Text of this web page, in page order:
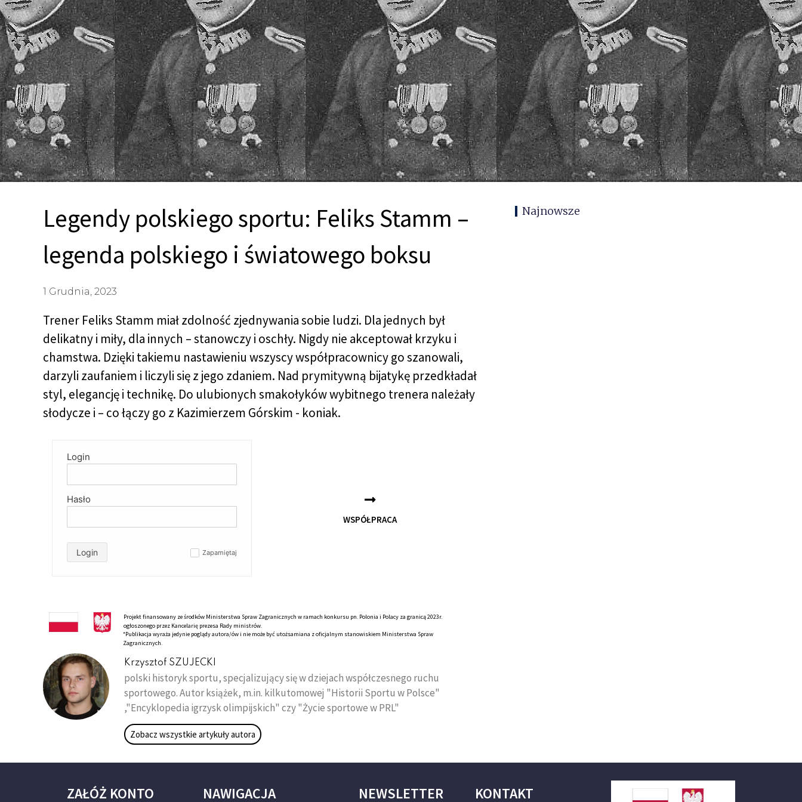
Legendy polskiego sportu: Feliks Stamm –
legenda polskiego i światowego boksu
1 Grudnia, 2023
Trener Feliks Stamm miał zdolność zjednywania sobie ludzi. Dla jednych był
delikatny i miły, dla innych – stanowczy i oschły. Nigdy nie akceptował krzyku i
chamstwa. Dzięki takiemu nastawieniu wszyscy współpracownicy go szanowali,
darzyli zaufaniem i liczyli się z jego zdaniem. Nad prymitywną bijatykę przedkładał
styl, elegancję i technikę. Do ulubionych smakołyków wybitnego trenera należały
słodycze i – co łączy go z Kazimierzem Górskim - koniak.
Login
Hasło
Zapamiętaj
Login
WSPÓŁPRACA
Projekt finansowany ze środków Ministerstwa Spraw Zagranicznych w ramach konkursu pn. Polonia i Polacy za granicą 2023r.
ogłoszonego przez Kancelarię prezesa Rady ministrów.
*Publikacja wyraża jedynie poglądy autora/ów i nie może być utożsamiana z oficjalnym stanowiskiem Ministerstwa Spraw
Zagranicznych.
Krzysztof SZUJECKI
polski historyk sportu, specjalizujący się w dziejach współczesnego ruchu
sportowego. Autor książek, m.in. kilkutomowej "Historii Sportu w Polsce"
,"Encyklopedia igrzysk olimpijskich" czy "Życie sportowe w PRL"
Zobacz wszystkie artykuły autora
Najnowsze
ZAŁÓŻ KONTO NAWIGACJA NEWSLETTER KONTAKT